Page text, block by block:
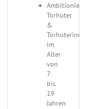
Ambitionierte
Torhüter
&
Torhüterinnen
im
Alter
von
7
bis
19
Jahren